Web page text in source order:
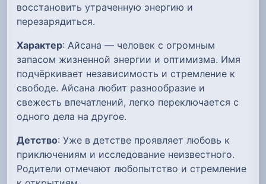
восстановить утраченную энергию и
перезарядиться.
Характер: Айсана — человек с огромным
запасом жизненной энергии и оптимизма. Имя
подчёркивает независимость и стремление к
свободе. Айсана любит разнообразие и
свежесть впечатлений, легко переключается с
одного дела на другое.
Детство: Уже в детстве проявляет любовь к
приключениям и исследование неизвестного.
Родители отмечают любопытство и стремление